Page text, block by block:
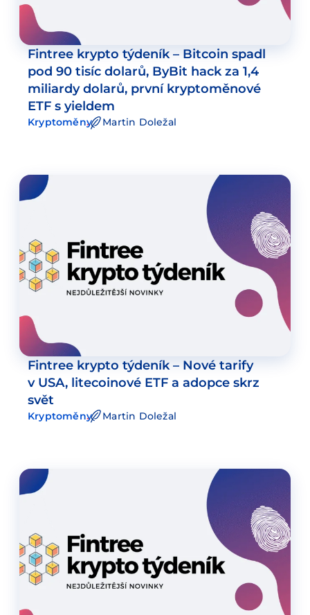
Fintree krypto týdeník – Bitcoin spadl
pod 90 tisíc dolarů, ByBit hack za 1,4
miliardy dolarů, první kryptoměnové
ETF s yieldem
Kryptoměny Martin Doležal
Fintree krypto týdeník – Nové tarify
v USA, litecoinové ETF a adopce skrz
svět
Kryptoměny Martin Doležal